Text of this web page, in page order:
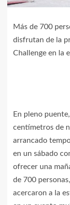
Más de 700
disfrutan de la
Challenge en la
En pleno
centímetros de
arrancado
en un sábado
ofrecer una
de 700
acercaron a la